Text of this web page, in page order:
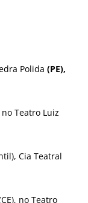
Polida (PE),
Teatro Luiz
Cia Teatral
no Teatro